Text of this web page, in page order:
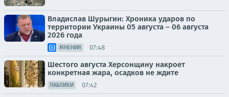
Владислав Шурыгин: Хроника ударов по
территории Украины 05 августа – 06 августа
2026 года
МНЕНИЯ 07:48
Шестого августа Херсонщину накроет
конкретная жара, осадков не ждите
ПАБЛИКИ 07:42